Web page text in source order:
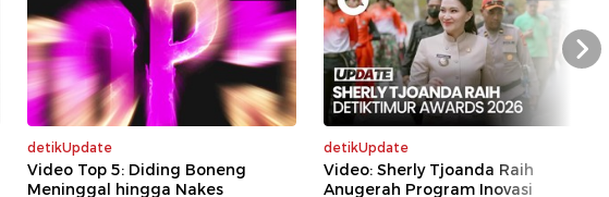
detikUpdate
Video Top 5: Diding Boneng
Meninggal hingga Nakes
detikUpdate
Video: Sherly Tjoanda Raih
Anugerah Program Inovasi
Next